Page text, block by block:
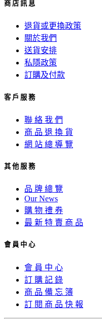
商 店 訊 息
退貨或更換政策
關於我們
送貨安排
私隱政策
訂購及付款
客 戶 服 務
聯 絡 我 們
商 品 退 換 貨
網 站 總 導 覽
其 他 服 務
品 牌 總 覽
Our News
購 物 禮 券
最 新 特 賣 商 品
會 員 中 心
會 員 中 心
訂 購 記 錄
商 品 備 忘 簿
訂 閱 商 品 快 報